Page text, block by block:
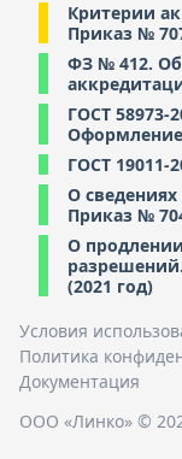
Критерии
Приказ №
ФЗ № 412. Об
ГОСТ 58973-
ГОСТ 19011-
О
Приказ №
О продлении
(2021 год)
Условия
Политика
Документация
ООО «Линко» ©